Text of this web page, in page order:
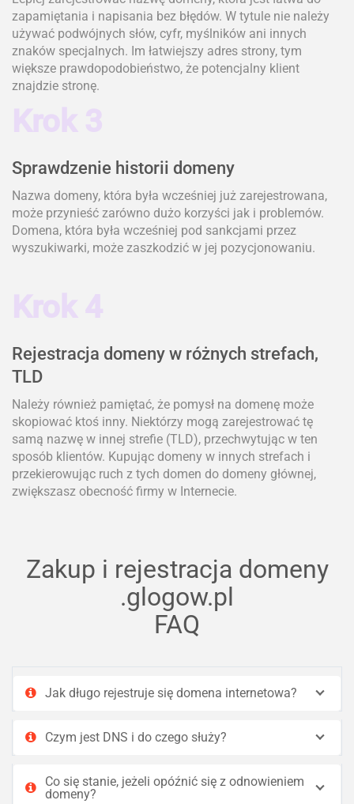
zapamiętania i napisania bez błędów. W tytule nie należy
używać podwójnych słów, cyfr, myślników ani innych
znaków specjalnych. Im łatwiejszy adres strony, tym
większe prawdopodobieństwo, że potencjalny klient
znajdzie stronę.
Krok 3
Sprawdzenie historii domeny
Nazwa domeny, która była wcześniej już zarejestrowana,
może przynieść zarówno dużo korzyści jak i problemów.
Domena, która była wcześniej pod sankcjami przez
wyszukiwarki, może zaszkodzić w jej pozycjonowaniu.
Krok 4
Rejestracja domeny w różnych strefach,
TLD
Należy również pamiętać, że pomysł na domenę może
skopiować ktoś inny. Niektórzy mogą zarejestrować tę
samą nazwę w innej strefie (TLD), przechwytując w ten
sposób klientów. Kupując domeny w innych strefach i
przekierowując ruch z tych domen do domeny głównej,
zwiększasz obecność firmy w Internecie.
Zakup i rejestracja domeny
.glogow.pl
FAQ
Jak długo rejestruje się domena internetowa?
Czym jest DNS i do czego służy?
Co się stanie, jeżeli opóźnić się z odnowieniem
domeny?